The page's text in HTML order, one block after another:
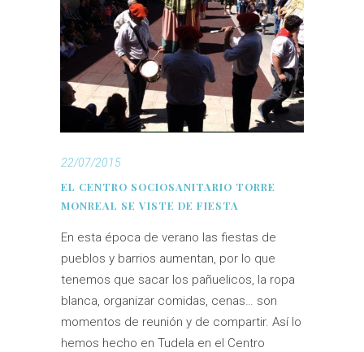
22/07/2015
EL CENTRO SOCIOSANITARIO TORRE
MONREAL SE VISTE DE FIESTA
En esta época de verano las fiestas de
pueblos y barrios aumentan, por lo que
tenemos que sacar los pañuelicos, la ropa
blanca, organizar comidas, cenas… son
momentos de reunión y de compartir. Así lo
hemos hecho en Tudela en el Centro